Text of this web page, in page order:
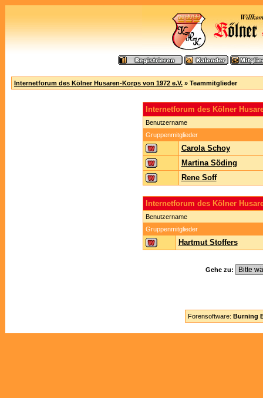
Internetforum des Kölner Husaren-Korps von 1972 e.V. » Teammitglieder
Internetforum des Kölner
Benutzername
Gruppenmitglieder
Carola Schoy
Martina Söding
Rene Soff
Internetforum des Kölner
Benutzername
Gruppenmitglieder
Hartmut Stoffers
Gehe zu:
Forensoftware: Burning